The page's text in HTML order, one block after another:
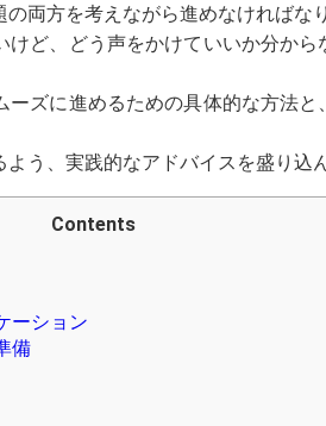
両方を考えながら進めなければな
けど、どう声をかけていいか分か
ズに進めるための具体的な方法
う、実践的なアドバイスを盛り込
Contents
ーション
備